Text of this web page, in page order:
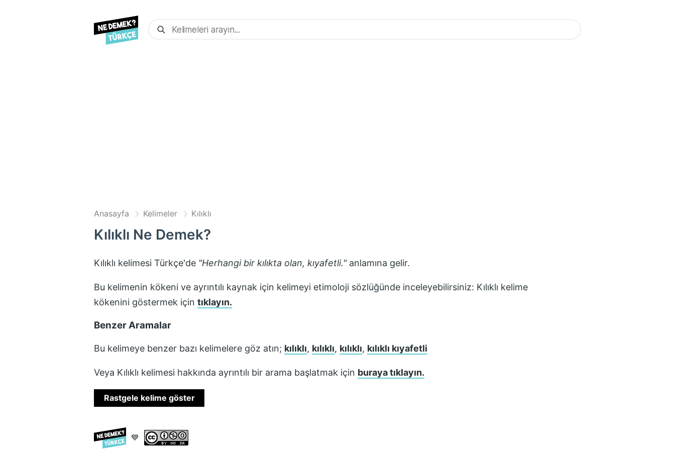
Anasayfa Kelimeler Kılıklı
Kılıklı Ne Demek?
Kılıklı kelimesi Türkçe'de "Herhangi bir kılıkta olan, kıyafetli."anlamına gelir.
Bu kelimenin kökeni ve ayrıntılı kaynak için kelimeyi etimoloji sözlüğünde inceleyebilirsiniz: Kılıklı kelime
kökenini göstermek için tıklayın.
Benzer Aramalar
Bu kelimeye benzer bazı kelimelere göz atın; kılıklı, kılıklı, kılıklı, kılıklı kıyafetli
Veya Kılıklı kelimesi hakkında ayrıntılı bir arama başlatmak için buraya tıklayın.
Rastgele kelime göster
💙